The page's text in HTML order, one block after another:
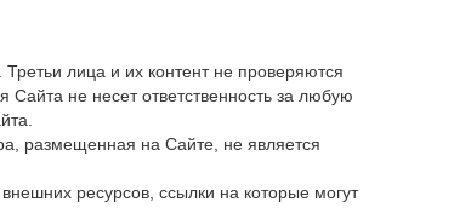
лица и их контент не проверяются
не несет ответственность за любую
размещенная на Сайте, не является
ресурсов, ссылки на которые могут